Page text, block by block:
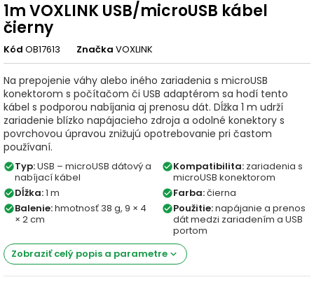
1m VOXLINK USB/microUSB kábel
čierny
Kód OB17613 Značka VOXLINK
Na prepojenie váhy alebo iného zariadenia s microUSB
konektorom s počítačom či USB adaptérom sa hodí tento
kábel s podporou nabíjania aj prenosu dát. Dĺžka 1 m udrží
zariadenie blízko napájacieho zdroja a odolné konektory s
povrchovou úpravou znižujú opotrebovanie pri častom
používaní.
check_circleTyp:USB – microUSB dátový a
nabíjací kábel
check_circleKompatibilita: zariadenia s
microUSB konektorom
check_circleDĺžka:1 m check_circleFarba:čierna
check_circleBalenie:hmotnosť 38 g, 9 × 4
× 2 cm
check_circlePoužitie:napájanie a prenos
dát medzi zariadením a USB
portom
Zobraziť celý popis a parametre keyboard_arrow_down